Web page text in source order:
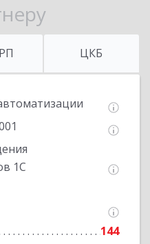
ЦКБ
1С
144